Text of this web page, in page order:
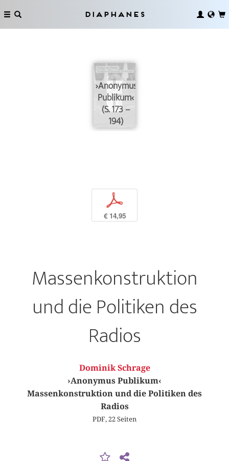
Diaphanes
›Anonymus
Publikum‹
(S. 173 –
194)
p
€ 14,95
Massenkonstruktion
und die Politiken des
Radios
Dominik Schrage
›Anonymus Publikum‹
Massenkonstruktion und die Politiken des
Radios
PDF, 22 Seiten